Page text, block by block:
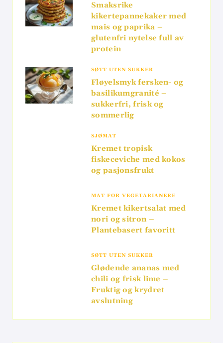
Smaksrike
kikertepannekaker med
mais og paprika –
glutenfri nytelse full av
protein
SØTT UTEN SUKKER
Fløyelsmyk fersken- og
basilikumgranité –
sukkerfri, frisk og
sommerlig
SJØMAT
Kremet tropisk
fiskeceviche med kokos
og pasjonsfrukt
MAT FOR VEGETARIANERE
Kremet kikertsalat med
nori og sitron –
Plantebasert favoritt
SØTT UTEN SUKKER
Glødende ananas med
chili og frisk lime –
Fruktig og krydret
avslutning